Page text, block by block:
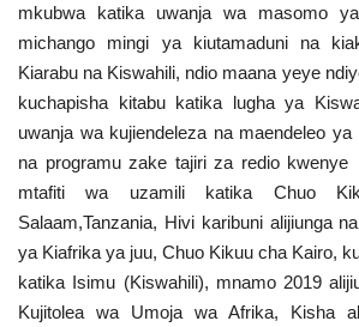
mkubwa katika uwanja wa masomo
michango mingi ya kiutamaduni na
Kiarabu na Kiswahili, ndio maana yeye
kuchapisha kitabu katika lugha ya
uwanja wa kujiendeleza na maendeleo
na programu zake tajiri za redio
mtafiti wa uzamili katika Chuo
Salaam,Tanzania, Hivi karibuni alijiunga
ya Kiafrika ya juu, Chuo Kikuu cha Kairo,
katika Isimu (Kiswahili), mnamo 2019
Kujitolea wa Umoja wa Afrika, Kisha